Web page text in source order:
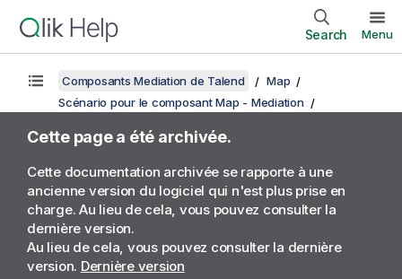
Search Menu
Composants Mediation de Talend
Map
Scénario pour le composant Map - Mediation
Cette page a été archivée.
Cette documentation archivée se rapporte à une
ancienne version du logiciel qui n'est plus prise en
charge. Au lieu de cela, vous pouvez consulter la
dernière version.
Au lieu de cela, vous pouvez consulter la dernière
version. Dernière version